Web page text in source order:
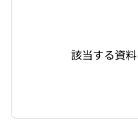
該当する資